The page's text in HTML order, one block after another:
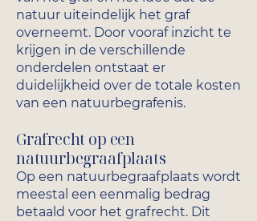
natuur uiteindelijk het graf
overneemt. Door vooraf inzicht te
krijgen in de verschillende
onderdelen ontstaat er
duidelijkheid over de totale kosten
van een natuurbegrafenis.
Grafrecht op een
natuurbegraafplaats
Op een natuurbegraafplaats wordt
meestal een eenmalig bedrag
betaald voor het grafrecht. Dit